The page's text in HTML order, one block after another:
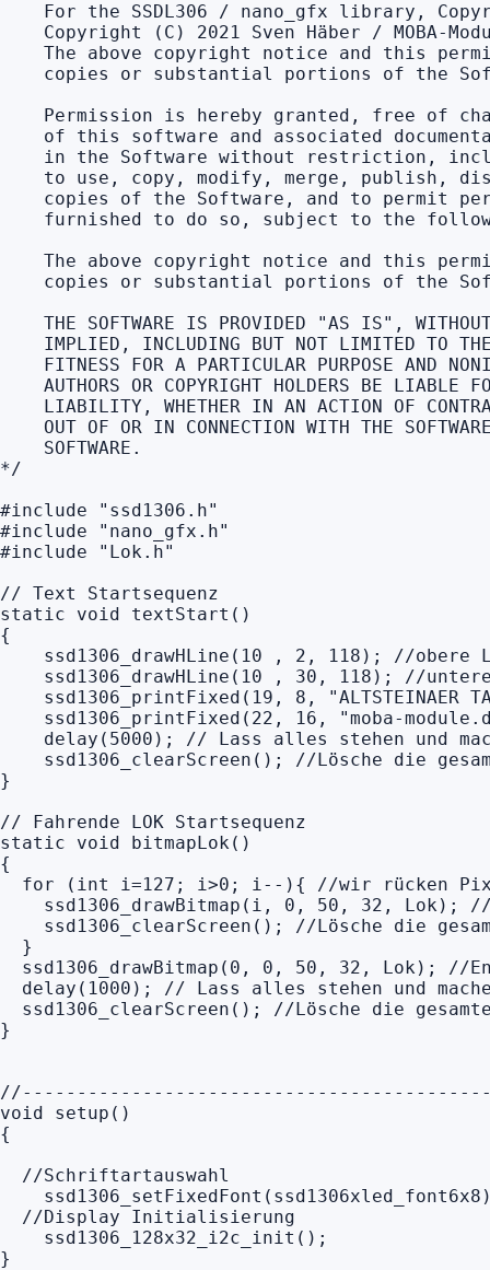
For the SSDL306 / nano_gfx library,
Copyright (C) 2021 Sven Häber / MOBA-
The above copyright notice and this
copies or substantial portions of the
Permission is hereby granted, free of
of this software and associated
in the Software without restriction,
to use, copy, modify, merge, publish,
copies of the Software, and to permit
furnished to do so, subject to the
The above copyright notice and this
copies or substantial portions of the
THE SOFTWARE IS PROVIDED "AS IS",
IMPLIED, INCLUDING BUT NOT LIMITED TO
FITNESS FOR A PARTICULAR PURPOSE AND
AUTHORS OR COPYRIGHT HOLDERS BE LIABLE
LIABILITY, WHETHER IN AN ACTION OF
OUT OF OR IN CONNECTION WITH THE
    SOFTWARE.
*/
#include "ssd1306.h"
#include "nano_gfx.h"
#include "Lok.h"
// Text Startsequenz
static void textStart()
{
ssd1306_drawHLine(10 , 2, 118); //obere
ssd1306_drawHLine(10 , 30, 118); //
ssd1306_printFixed(19, 8, "ALTSTEINAER
ssd1306_printFixed(22, 16, "moba-
delay(5000); // Lass alles stehen und
ssd1306_clearScreen(); //Lösche die
}
// Fahrende LOK Startsequenz
static void bitmapLok()
{
for (int i=127; i>0; i--){ //wir rücken
ssd1306_drawBitmap(i, 0, 50, 32, Lok);
ssd1306_clearScreen(); //Lösche die
  }
ssd1306_drawBitmap(0, 0, 50, 32, Lok); //
delay(1000); // Lass alles stehen und
ssd1306_clearScreen(); //Lösche die
}
void setup()
{
  //Schriftartauswahl
  //Display Initialisierung
    ssd1306_128x32_i2c_init();
}